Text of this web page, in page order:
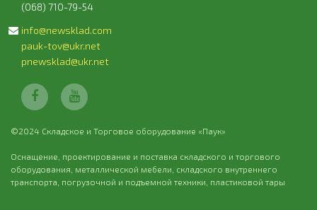
(068) 710-79-54
info@newsklad.com
pauk-tov@ukr.net
pnewsklad@ukr.net
©2024 Складское и Торговое оборудование «Паук»
Оснащение, проектирование и поставка складского и торгового
оборудования, металлической мебели, складского внутреннего
транспорта, погрузочной и подъемной техники, пластиковой тары